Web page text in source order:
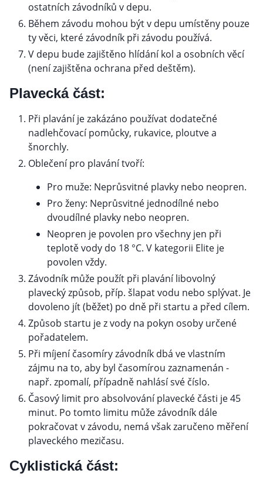
ostatních závodníků v depu.
Během závodu mohou být v depu umístěny pouze
ty věci, které závodník při závodu používá.
V depu bude zajištěno hlídání kol a osobních věcí
(není zajištěna ochrana před deštěm).
Plavecká část:
Při plavání je zakázáno používat dodatečné
nadlehčovací pomůcky, rukavice, ploutve a
šnorchly.
Oblečení pro plavání tvoří:
Pro muže: Neprůsvitné plavky nebo neopren.
Pro ženy: Neprůsvitné jednodílné nebo
dvoudílné plavky nebo neopren.
Neopren je povolen pro všechny jen při
teplotě vody do 18 °C. V kategorii Elite je
povolen vždy.
Závodník může použít při plavání libovolný
plavecký způsob, příp. šlapat vodu nebo splývat. Je
dovoleno jít (běžet) po dně při startu a před cílem.
Způsob startu je z vody na pokyn osoby určené
pořadatelem.
Při míjení časomíry závodník dbá ve vlastním
zájmu na to, aby byl časomírou zaznamenán -
např. zpomalí, případně nahlásí své číslo.
Časový limit pro absolvování plavecké části je 45
minut. Po tomto limitu může závodník dále
pokračovat v závodu, nemá však zaručeno měření
plaveckého mezičasu.
Cyklistická část: